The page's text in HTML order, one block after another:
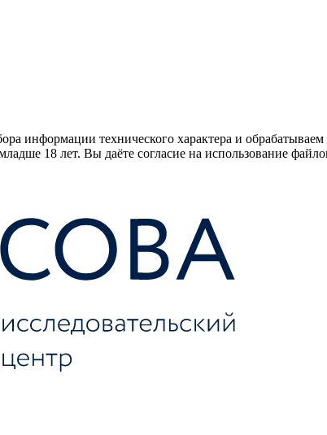
информации технического характера и
18 лет. Вы даёте согласие на использование